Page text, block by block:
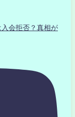
会拒否？真相が